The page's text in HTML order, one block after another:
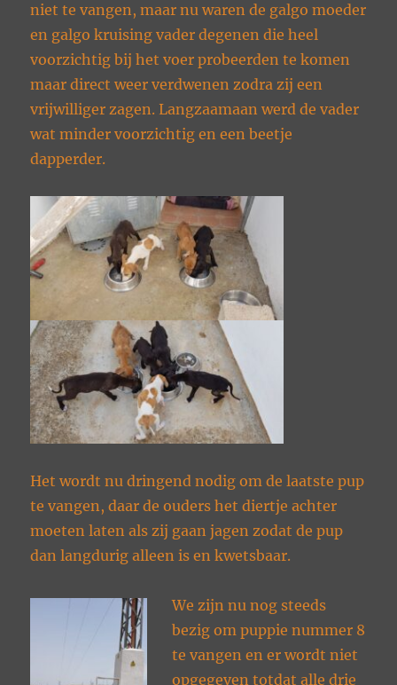
niet te vangen, maar nu waren de galgo moeder
en galgo kruising vader degenen die heel
voorzichtig bij het voer probeerden te komen
maar direct weer verdwenen zodra zij een
vrijwilliger zagen. Langzaamaan werd de vader
wat minder voorzichtig en een beetje
dapperder.
Het wordt nu dringend nodig om de laatste pup
te vangen, daar de ouders het diertje achter
moeten laten als zij gaan jagen zodat de pup
dan langdurig alleen is en kwetsbaar.
We zijn nu nog steeds
bezig om puppie nummer 8
te vangen en er wordt niet
opgegeven totdat alle drie